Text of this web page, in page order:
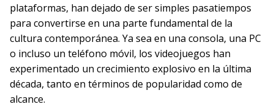
plataformas, han dejado de ser simples pasatiempos
para convertirse en una parte fundamental de la
cultura contemporánea. Ya sea en una consola, una PC
o incluso un teléfono móvil, los videojuegos han
experimentado un crecimiento explosivo en la última
década, tanto en términos de popularidad como de
alcance.